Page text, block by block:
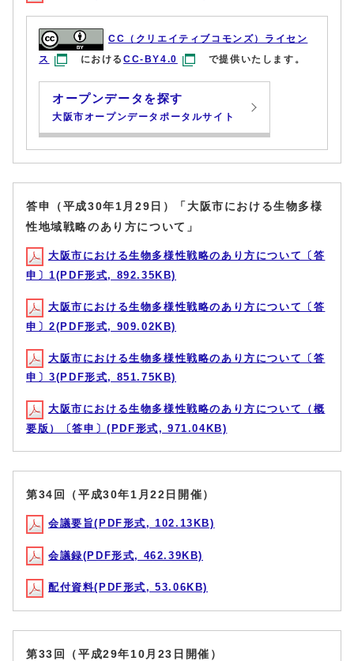
CC（クリエイティブコモンズ）ライセン
ス
におけるCC-BY4.0 で提供いたします。
オープンデータを探す
大阪市オープンデータポータルサイト
答申（平成30年1月29日）「大阪市における生物多様
性地域戦略のあり方について」
大阪市における生物多様性戦略のあり方について〔答
申〕1(PDF形式, 892.35KB)
大阪市における生物多様性戦略のあり方について〔答
申〕2(PDF形式, 909.02KB)
大阪市における生物多様性戦略のあり方について〔答
申〕3(PDF形式, 851.75KB)
大阪市における生物多様性戦略のあり方について（概
要版）〔答申〕(PDF形式, 971.04KB)
第34回（平成30年1月22日開催）
会議要旨(PDF形式, 102.13KB)
会議録(PDF形式, 462.39KB)
配付資料(PDF形式, 53.06KB)
第33回（平成29年10月23日開催）